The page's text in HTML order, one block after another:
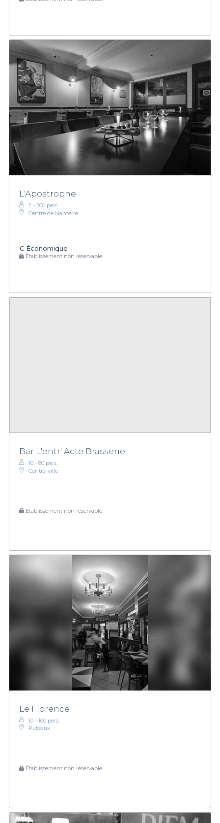
L'Apostrophe
2 - 200 pers.
Centre de Nanterre
€ Économique
Établissement non réservable
Bar L'entr' Acte Brasserie
10 - 80 pers.
Centre-ville
Établissement non réservable
Le Florence
10 - 100 pers.
Puteaux
Établissement non réservable